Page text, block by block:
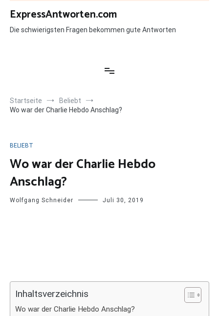
Zum
Inhalt
springen
ExpressAntworten.com
Die schwierigsten Fragen bekommen gute Antworten
Startseite
Beliebt
Wo war der Charlie Hebdo Anschlag?
BELIEBT
Wo war der Charlie Hebdo
Anschlag?
Wolfgang Schneider Juli 30, 2019
Inhaltsverzeichnis
Wo war der Charlie Hebdo Anschlag?